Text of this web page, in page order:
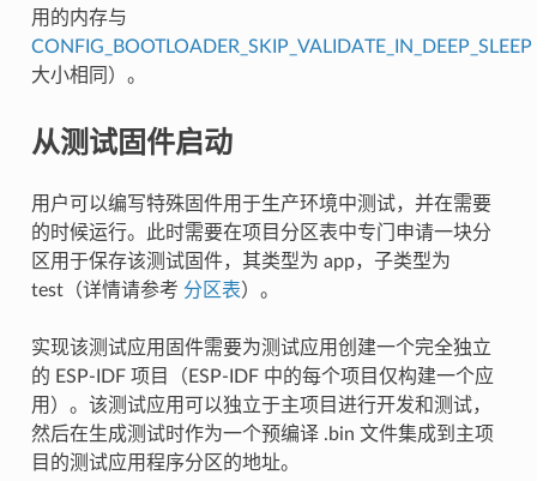
用的内存与
CONFIG_BOOTLOADER_SKIP_VALIDATE_IN_DEEP_SLEEP
大小相同）。
从测试固件启动
用户可以编写特殊固件用于生产环境中测试，并在需要
的时候运行。此时需要在项目分区表中专门申请一块分
区用于保存该测试固件，其类型为 app，子类型为
test（详情请参考 分区表）。
实现该测试应用固件需要为测试应用创建一个完全独立
的 ESP-IDF 项目（ESP-IDF 中的每个项目仅构建一个应
用）。该测试应用可以独立于主项目进行开发和测试，
然后在生成测试时作为一个预编译 .bin 文件集成到主项
目的测试应用程序分区的地址。